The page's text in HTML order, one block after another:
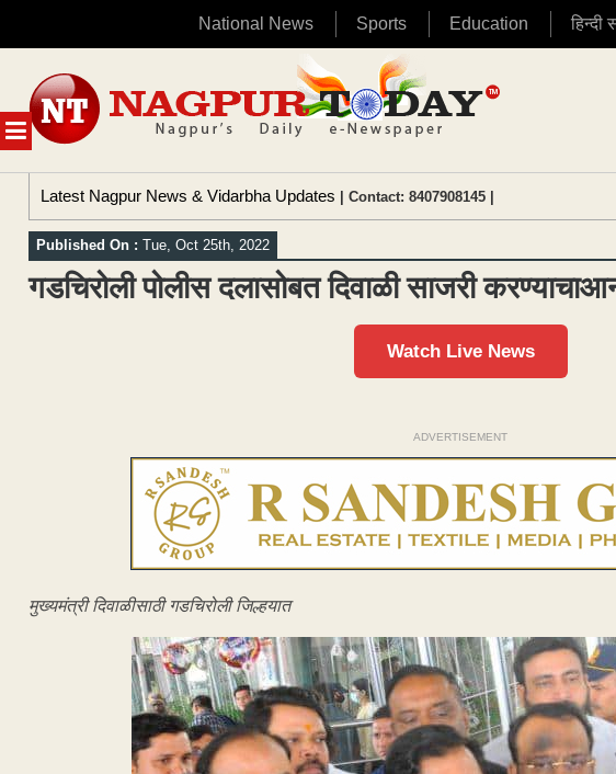
National News Sports Education हिन्दी
MENU
content
Latest Nagpur News & Vidarbha Updates | Contact: 8407908145 |
Published On : Tue, Oct 25th, 2022
गडचिरोली पोलीस दलासोबत दिवाळी साजरी
Watch Live News
ADVERTISEMENT
मुख्यमंत्री दिवाळीसाठी गडचिरोली जिल्हयात